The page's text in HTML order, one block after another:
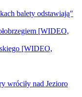
balety odstawiają"
[WIDEO,
[WIDEO,
wróciły nad Jezioro